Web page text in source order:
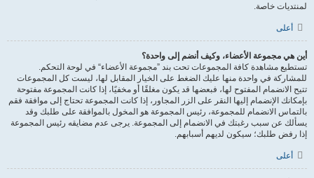
لمنتديات خاصة.
أعلى
أين هي مجموعة الأعضاء، وكيف أنضم إلى واحدة؟
تستطيع مشاهدة كافة المجموعات تحت بند ”مجموعة الأعضاء“ في لوحة التحكم.
للمشاركة في واحدة منها عليك الضغط على الخيار المقابل لها، ليست كل المجموعات
تتيح الانضمام المفتوح لها، فبعضها قد يكون مغلقًا أو مخفيًا، إذا كانت المجموعة مفتوحة
بإمكانك الإنضمام إليها النقر على الزر المجاور، إذا كانت المجموعة تحتاج إلى موافقة فقم
بالتماس الانضمام للمجموعة، رئيس المجموعة هو المخول بالموافقة على طلبك وقد
يسألك عن سبب رغبتك في الانضمام إلى المجموعة. يرجى عدم مضايقه رئيس المجموعة
إذا رفض طلبك؛ سيكون لديهم أسبابهم.
أعلى